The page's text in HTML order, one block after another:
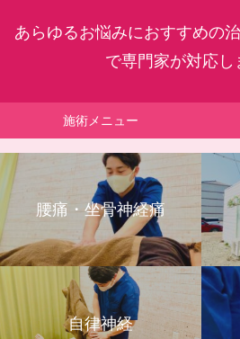
あらゆるお悩みにおすすめの
で専門家が対応し
施術メニュー
腰痛・坐骨神経痛
自律神経